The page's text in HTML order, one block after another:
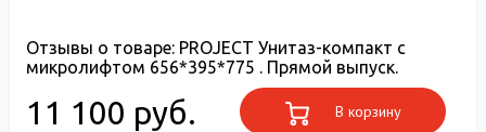
Отзывы о товаре: PROJECT Унитаз-компакт с
микролифтом 656*395*775 . Прямой выпуск.
11 100 руб. В корзину